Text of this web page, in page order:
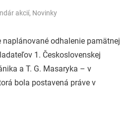
akcií, Novinky
naplánované odhalenie pamätnej
1. Československej
a T. G. Masaryka – v
bola postavená práve v